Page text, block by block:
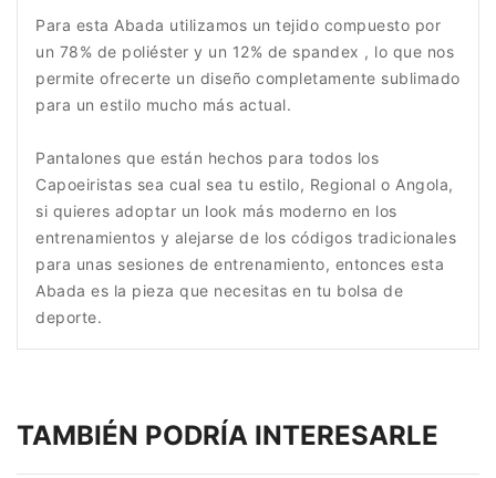
Para esta Abada utilizamos un tejido compuesto por
un 78% de poliéster y un 12% de spandex , lo que nos
permite ofrecerte un diseño completamente sublimado
para un estilo mucho más actual.
Pantalones que están hechos para todos los
Capoeiristas sea cual sea tu estilo, Regional o Angola,
si quieres adoptar un look más moderno en los
entrenamientos y alejarse de los códigos tradicionales
para unas sesiones de entrenamiento, entonces esta
Abada es la pieza que necesitas en tu bolsa de
deporte.
TAMBIÉN PODRÍA INTERESARLE